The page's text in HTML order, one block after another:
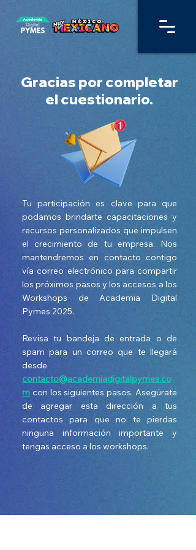
Gracias por completar
el cuestionario.
Tu participación es clave para que
podamos brindarte capacitaciones y
recursos personalizados que impulsen
el crecimiento de tu empresa. Nos
mantendremos en contacto contigo
vía correo electrónico para compartir
los próximos pasos y los accesos a los
Workshops de Academia Digital
Pymes 2025.
Revisa tu bandeja de entrada o de
spam para un correo que te llegará
desde
contacto@academiadigitalpymes.co
m con los siguientes pasos. Asegúrate
de agregar esta dirección a tus
contactos para que no te pierdas
ninguna información importante y
tengas acceso a los workshops.